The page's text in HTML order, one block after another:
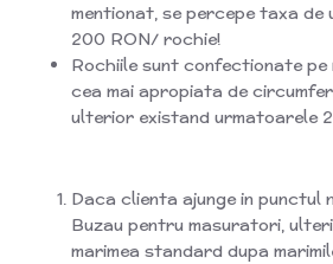
mentionat, se percepe taxa de
200 RON/ rochie!
Rochiile sunt confectionate pe
cea mai apropiata de
ulterior existand urmatoarele
Daca clienta ajunge in punctul
Buzau pentru masuratori,
marimea standard dupa